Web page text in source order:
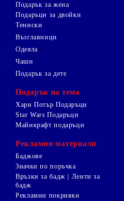
Подарък за жена
Подаръци за двойки
Тениски
Възглавници
Одеяла
Чаши
Подарък за дете
Подарък на тема
Хари Потър Подаръци
Star Wars Подаръци
Майнкрафт подаръци
Рекламни материали
Баджове
Значки по поръчка
Връзки за бадж | Ленти за
бадж
Рекламни покривки